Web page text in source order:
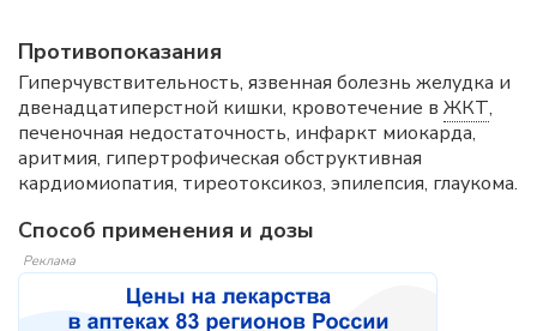
Противопоказания
Гиперчувствительность, язвенная болезнь желудка и
двенадцатиперстной кишки, кровотечение в ЖКТ,
печеночная недостаточность, инфаркт миокарда,
аритмия, гипертрофическая обструктивная
кардиомиопатия, тиреотоксикоз, эпилепсия, глаукома.
Способ применения и дозы
Реклама